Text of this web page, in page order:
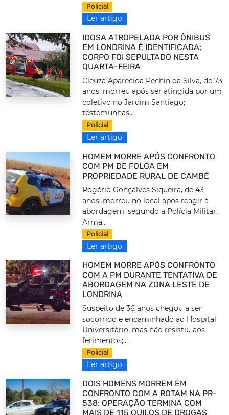
Policial
Ler artigo
IDOSA ATROPELADA POR ÔNIBUS
EM LONDRINA É IDENTIFICADA;
CORPO FOI SEPULTADO NESTA
QUARTA-FEIRA
Cleuza Aparecida Pechin da Silva, de 73
anos, morreu após ser atingida por um
coletivo no Jardim Santiago;
testemunhas...
Policial
Ler artigo
HOMEM MORRE APÓS CONFRONTO
COM PM DE FOLGA EM
PROPRIEDADE RURAL DE CAMBÉ
Rogério Gonçalves Siqueira, de 43
anos, morreu no local após reagir à
abordagem, segundo a Polícia Militar.
Arma...
Policial
Ler artigo
HOMEM MORRE APÓS CONFRONTO
COM A PM DURANTE TENTATIVA DE
ABORDAGEM NA ZONA LESTE DE
LONDRINA
Suspeito de 36 anos chegou a ser
socorrido e encaminhado ao Hospital
Universitário, mas não resistiu aos
ferimentos;...
Policial
Ler artigo
DOIS HOMENS MORREM EM
CONFRONTO COM A ROTAM NA PR-
538; OPERAÇÃO TERMINA COM
MAIS DE 115 QUILOS DE DROGAS